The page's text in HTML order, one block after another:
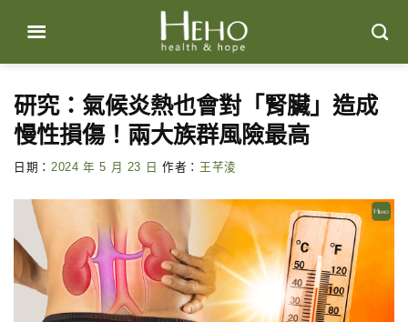
content
研究：氣候炎熱也會對「腎臟」造成
慢性損傷！兩大族群風險最高
日期： 2024 年 5 月 23 日 作者： 王芊淩